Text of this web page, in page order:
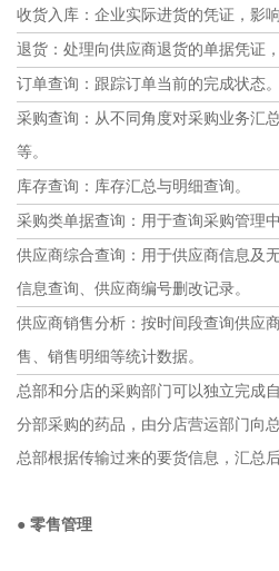
收货入库：企业实际进货的凭证，影响
退货：处理向供应商退货的单据凭证，
订单查询：跟踪订单当前的完成状态。
采购查询：从不同角度对采购业务汇
等。
库存查询：库存汇总与明细查询。
采购类单据查询：用于查询采购管理
供应商综合查询：用于供应商信息及
信息查询、供应商编号删改记录。
供应商销售分析：按时间段查询供应
售、销售明细等统计数据。
总部和分店的采购部门可以独立完成
分部采购的药品，由分店营运部门向
总部根据传输过来的要货信息，汇总
● 零售管理